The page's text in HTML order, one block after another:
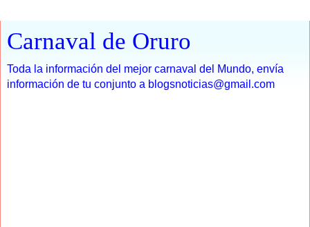
Carnaval de Oruro
Toda la información del mejor carnaval del Mundo, envía
información de tu conjunto a blogsnoticias@gmail.com